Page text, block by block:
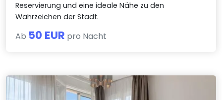
Reservierung und eine ideale Nähe zu den
Wahrzeichen der Stadt.
Ab 50 EUR pro Nacht